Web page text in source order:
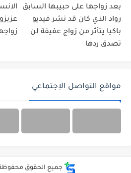
بعد زواجها على حبيبها السابق
رواد الذي كان قد نشر فيديو
باكيا يتأثر من زواج عفيفة لن
تصدق ردها
مواقع التواصل الإجتماعي
جميع الحقوق